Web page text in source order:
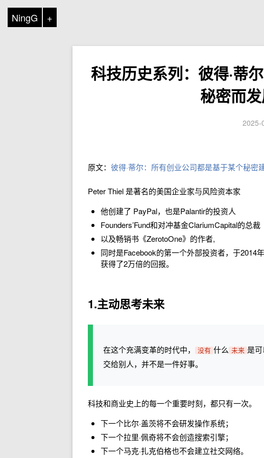
NingG +
科技历史系列：彼得·蒂
秘密而
2025-
原文： 彼得·蒂尔：所有创业公司都是基于某个秘密
Peter Thiel 是著名的美国企业家与风险资本家
他创建了 PayPal，也是Palantir的投资人
Founders’Fund和对冲基金ClariumCapital的总裁
以及畅销书《ZerotoOne》的作者,
同时是Facebook的第一个外部投资者，于2014
获得了2万倍的回报。
1.主动思考未来
在这个充满变革的时代中， 没有 什么 未来 是可
交给别人，并不是一件好事。
科技和商业史上的每一个重要时刻，都只有一次。
下一个比尔·盖茨将不会研发操作系统；
下一个拉里·佩奇将不会创造搜索引擎；
下一个马克·扎克伯格也不会建立社交网络。